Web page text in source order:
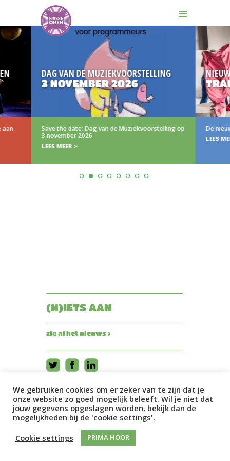
DAG VAN DE MUZIEKVOORSTELLING
3 NOVEMBER 2026
Save the date: Dag van de Muziekvoorstelling op
3 november 2026
LEES MEER >
NIEUW
De nieuwe
LEES MEER >
(N)IETS AAN
zie al het nieuws ›
We gebruiken cookies om er zeker van te zijn dat je
onze website zo goed mogelijk beleeft. Wil je niet dat
jouw gegevens opgeslagen worden, bekijk dan de
mogelijkheden bij de 'cookie settings'.
Cookie settings
PRIMA HOOR